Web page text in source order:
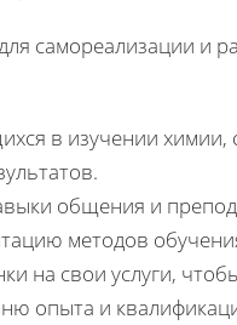
самореализации и
в изучении химии,
общения и
методов
на свои услуги,
опыта и